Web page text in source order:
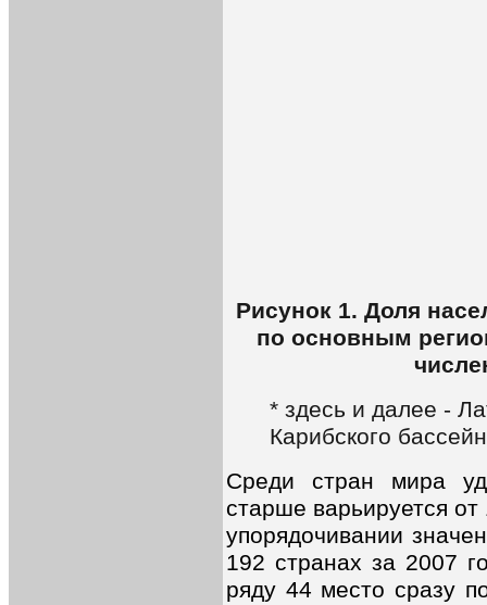
Рисунок 1. Доля
по основным
* здесь и далее -
Карибского
Среди стран мира
старше варьируется
упорядочивании
192 странах за 2007
ряду 44 место сразу